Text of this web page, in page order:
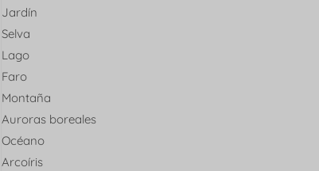
Jardín
Selva
Lago
Faro
Montaña
Auroras boreales
Océano
Arcoíris